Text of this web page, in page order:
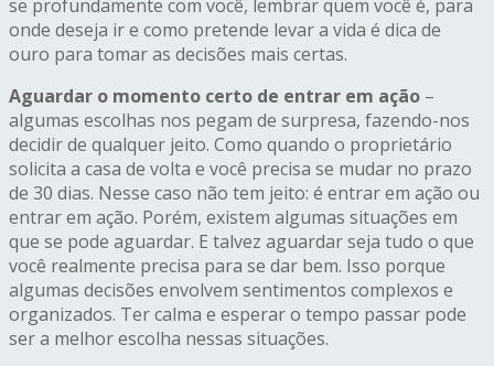
se profundamente com você, lembrar quem você é, para
onde deseja ir e como pretende levar a vida é dica de
ouro para tomar as decisões mais certas.
Aguardar o momento certo de entrar em ação –
algumas escolhas nos pegam de surpresa, fazendo-nos
decidir de qualquer jeito. Como quando o proprietário
solicita a casa de volta e você precisa se mudar no prazo
de 30 dias. Nesse caso não tem jeito: é entrar em ação ou
entrar em ação. Porém, existem algumas situações em
que se pode aguardar. E talvez aguardar seja tudo o que
você realmente precisa para se dar bem. Isso porque
algumas decisões envolvem sentimentos complexos e
organizados. Ter calma e esperar o tempo passar pode
ser a melhor escolha nessas situações.